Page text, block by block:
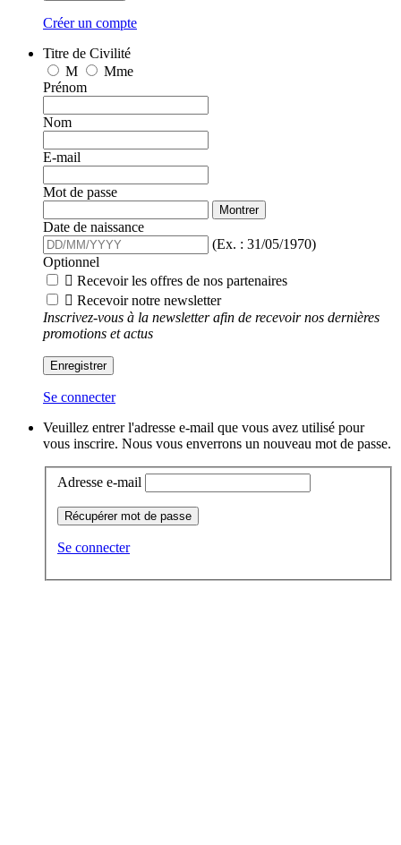
Créer un compte
Titre de Civilité
M
Mme
Prénom
Nom
E-mail
Mot de passe
Montrer
Date de naissance
(Ex. : 31/05/1970)
Optionnel
 Recevoir les offres de nos partenaires
 Recevoir notre newsletter
Inscrivez-vous à la newsletter afin de recevoir nos dernières
promotions et actus
Enregistrer
Se connecter
Veuillez entrer l'adresse e-mail que vous avez utilisé pour
vous inscrire. Nous vous enverrons un nouveau mot de passe.
Adresse e-mail
Récupérer mot de passe
Se connecter